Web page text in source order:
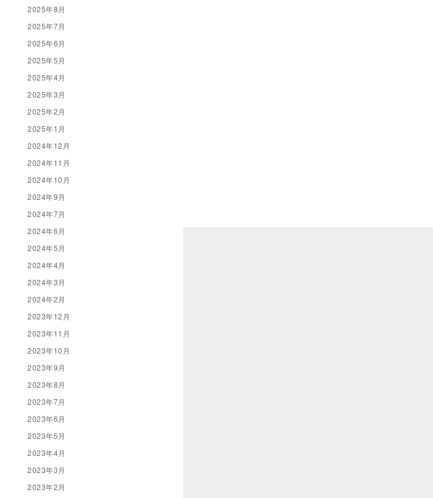
2025年8月
2025年7月
2025年6月
2025年5月
2025年4月
2025年3月
2025年2月
2025年1月
2024年12月
2024年11月
2024年10月
2024年9月
2024年7月
2024年6月
2024年5月
2024年4月
2024年3月
2024年2月
2023年12月
2023年11月
2023年10月
2023年9月
2023年8月
2023年7月
2023年6月
2023年5月
2023年4月
2023年3月
2023年2月